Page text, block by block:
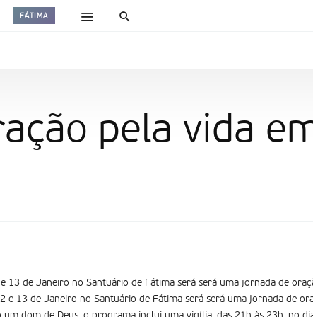
FÁTIMA
pela vida
13 de Janeiro no Santuário de Fátima será será uma jornada de
e 13 de Janeiro no Santuário de Fátima será será uma jornada de